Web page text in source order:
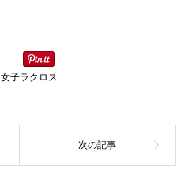
女子ラクロス